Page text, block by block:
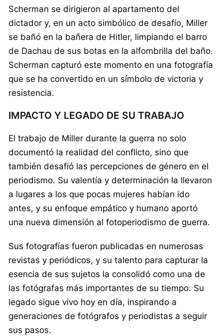
Scherman se dirigieron al apartamento del
dictador y, en un acto simbólico de desafío, Miller
se bañó en la bañera de Hitler, limpiando el barro
de Dachau de sus botas en la alfombrilla del baño.
Scherman capturó este momento en una fotografía
que se ha convertido en un símbolo de victoria y
resistencia.
IMPACTO Y LEGADO DE SU TRABAJO
El trabajo de Miller durante la guerra no solo
documentó la realidad del conflicto, sino que
también desafió las percepciones de género en el
periodismo. Su valentía y determinación la llevaron
a lugares a los que pocas mujeres habían ido
antes, y su enfoque empático y humano aportó
una nueva dimensión al fotoperiodismo de guerra.
Sus fotografías fueron publicadas en numerosas
revistas y periódicos, y su talento para capturar la
esencia de sus sujetos la consolidó como una de
las fotógrafas más importantes de su tiempo. Su
legado sigue vivo hoy en día, inspirando a
generaciones de fotógrafos y periodistas a seguir
sus pasos.